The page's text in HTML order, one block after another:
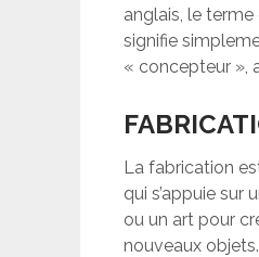
anglais, le terme
signifie
« concepteur »,
La fabrication
qui s’appuie sur
ou un art pour
nouveaux objets.